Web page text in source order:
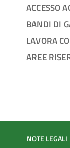
ACCESSO
BANDI DI
LAVORA
AREE
NOTE LEGALI